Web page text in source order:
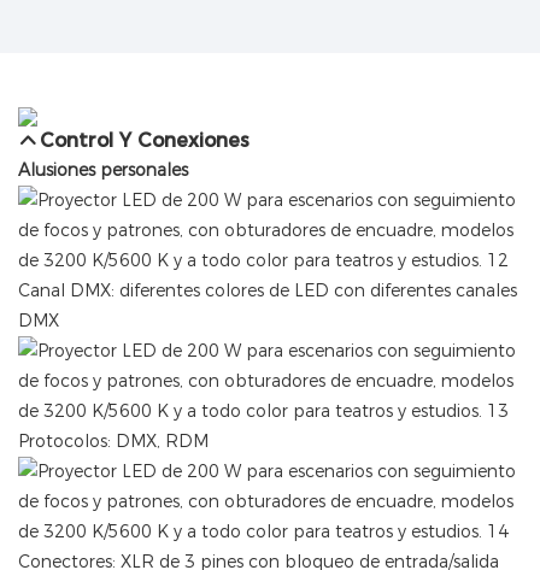
Control Y Conexiones
Alusiones personales
Canal DMX: diferentes colores de LED con diferentes canales
DMX
Protocolos: DMX, RDM
Conectores: XLR de 3 pines con bloqueo de entrada/salida